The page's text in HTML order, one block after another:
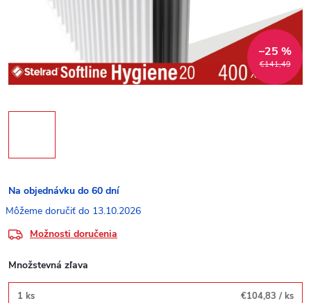
€141,49
–25 %
Na objednávku do 60 dní
13.10.2026
Možnosti doručenia
Množstevná zľava
1 ks €104,83 / ks